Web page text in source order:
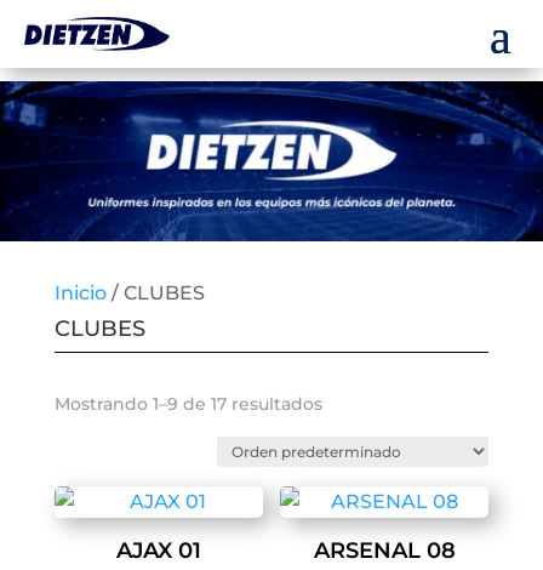
Inicio/ CLUBES
CLUBES
Mostrando 1–9 de 17 resultados
AJAX 01 ARSENAL 08